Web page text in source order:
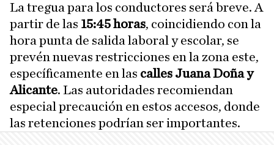
La tregua para los conductores será breve. A
partir de las 15:45 horas, coincidiendo con la
hora punta de salida laboral y escolar, se
prevén nuevas restricciones en la zona este,
específicamente en las calles Juana Doña y
Alicante. Las autoridades recomiendan
especial precaución en estos accesos, donde
las retenciones podrían ser importantes.